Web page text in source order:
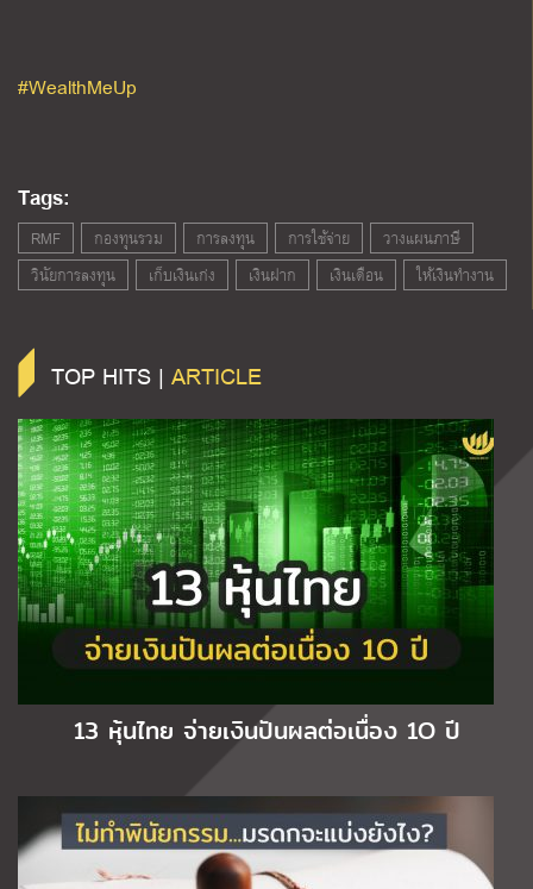
#WealthMeUp
Tags:
RMF กองทุนรวม การลงทุน การใช้จ่าย
วางแผนภาษี
วินัยการลงทุน
เก็บเงินเก่ง เงินฝาก เงินเดือน ให้เงินทำงาน
TOP HITS | ARTICLE
13 หุ้นไทย จ่ายเงินปันผลต่อเนื่อง 1O ปี